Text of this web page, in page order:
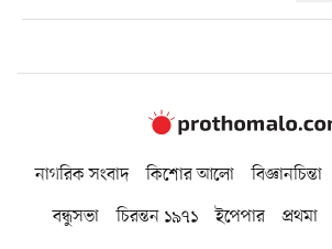
নাগরিক সংবাদ কিশোর আলো বিজ্ঞানচিন্তা
বন্ধুসভা
চিরন্তন ১৯৭১ ইপেপার প্রথমা